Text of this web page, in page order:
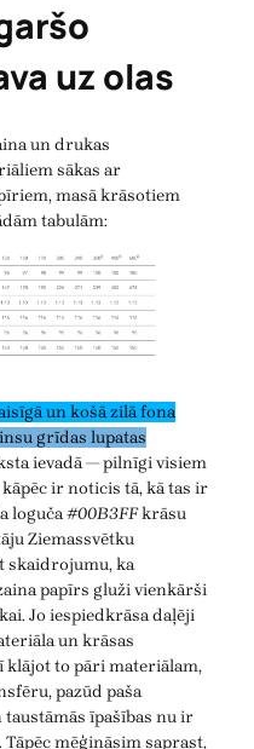
uz olas
un drukas
sākas ar
masā krāsotiem
tabulām:
un košā zilā fona
grīdas lupatas
ievadā — pilnīgi visiem
ir noticis tā, kā tas ir
loguča#00B3FFkrāsu
Ziemassvētku
skaidrojumu, ka
papīrs gluži vienkārši
Jo iespiedkrāsa daļēji
un krāsas
klājot to pāri materiālam,
pazūd paša
taustāmās īpašības nu ir
mēģināsim saprast,